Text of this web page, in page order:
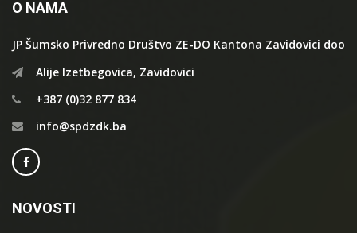
O NAMA
JP Šumsko Privredno Društvo ZE-DO Kantona Zavidovici doo
Alije Izetbegovica, Zavidovici
+387 (0)32 877 834
info@spdzdk.ba
NOVOSTI